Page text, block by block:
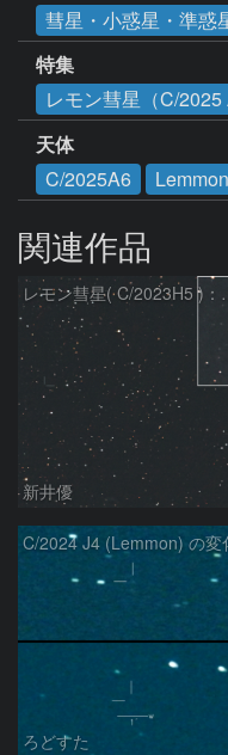
彗星・小惑星・準惑
特集
レモン彗星（C/2025
天体
C/2025A6
Lemmon
関連作品
レモン彗
新井優
C/2024 J4 (Lemmon) の変
ろどすた